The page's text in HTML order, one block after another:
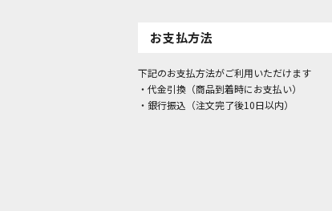
お支払方法
下記のお支払方法がご利用いただけます
・代金引換（商品到着時にお支払い）
・銀行振込（注文完了後10日以内）